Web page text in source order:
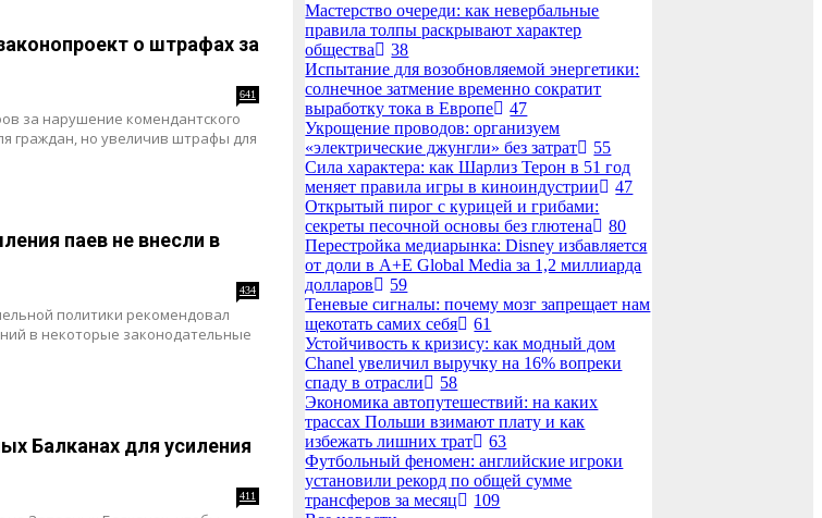
о штрафах за
641
за нарушение комендантского
граждан, но увеличив штрафы для
паев не внесли в
434
политики рекомендовал
в некоторые законодательные
Балканах для усиления
411
Мастерство очереди: как невербальные
правила толпы раскрывают характер
общества
38
Испытание для возобновляемой энергетики:
солнечное затмение временно сократит
выработку тока в Европе
47
Укрощение проводов: организуем
«электрические джунгли» без затрат
55
Сила характера: как Шарлиз Терон в 51 год
меняет правила игры в киноиндустрии
47
Открытый пирог с курицей и грибами:
секреты песочной основы без глютена
80
Перестройка медиарынка: Disney избавляется
от доли в A+E Global Media за 1,2 миллиарда
долларов
59
Теневые сигналы: почему мозг запрещает нам
щекотать самих себя
61
Устойчивость к кризису: как модный дом
Chanel увеличил выручку на 16% вопреки
спаду в отрасли
58
Экономика автопутешествий: на каких
трассах Польши взимают плату и как
избежать лишних трат
63
Футбольный феномен: английские игроки
установили рекорд по общей сумме
трансферов за месяц
109